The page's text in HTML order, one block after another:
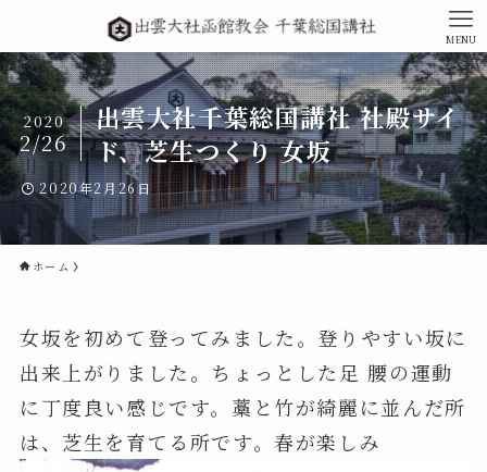
MENU
出雲大社千葉総国講社 社殿サイ
ド、芝生つくり 女坂
2020
2/26
2020年2月26日
ホーム
女坂を初めて登ってみました。登りやすい坂に
出来上がりました。ちょっとした足 腰の運動
に丁度良い感じです。藁と竹が綺麗に並んだ所
は、芝生を育てる所です。春が楽しみ